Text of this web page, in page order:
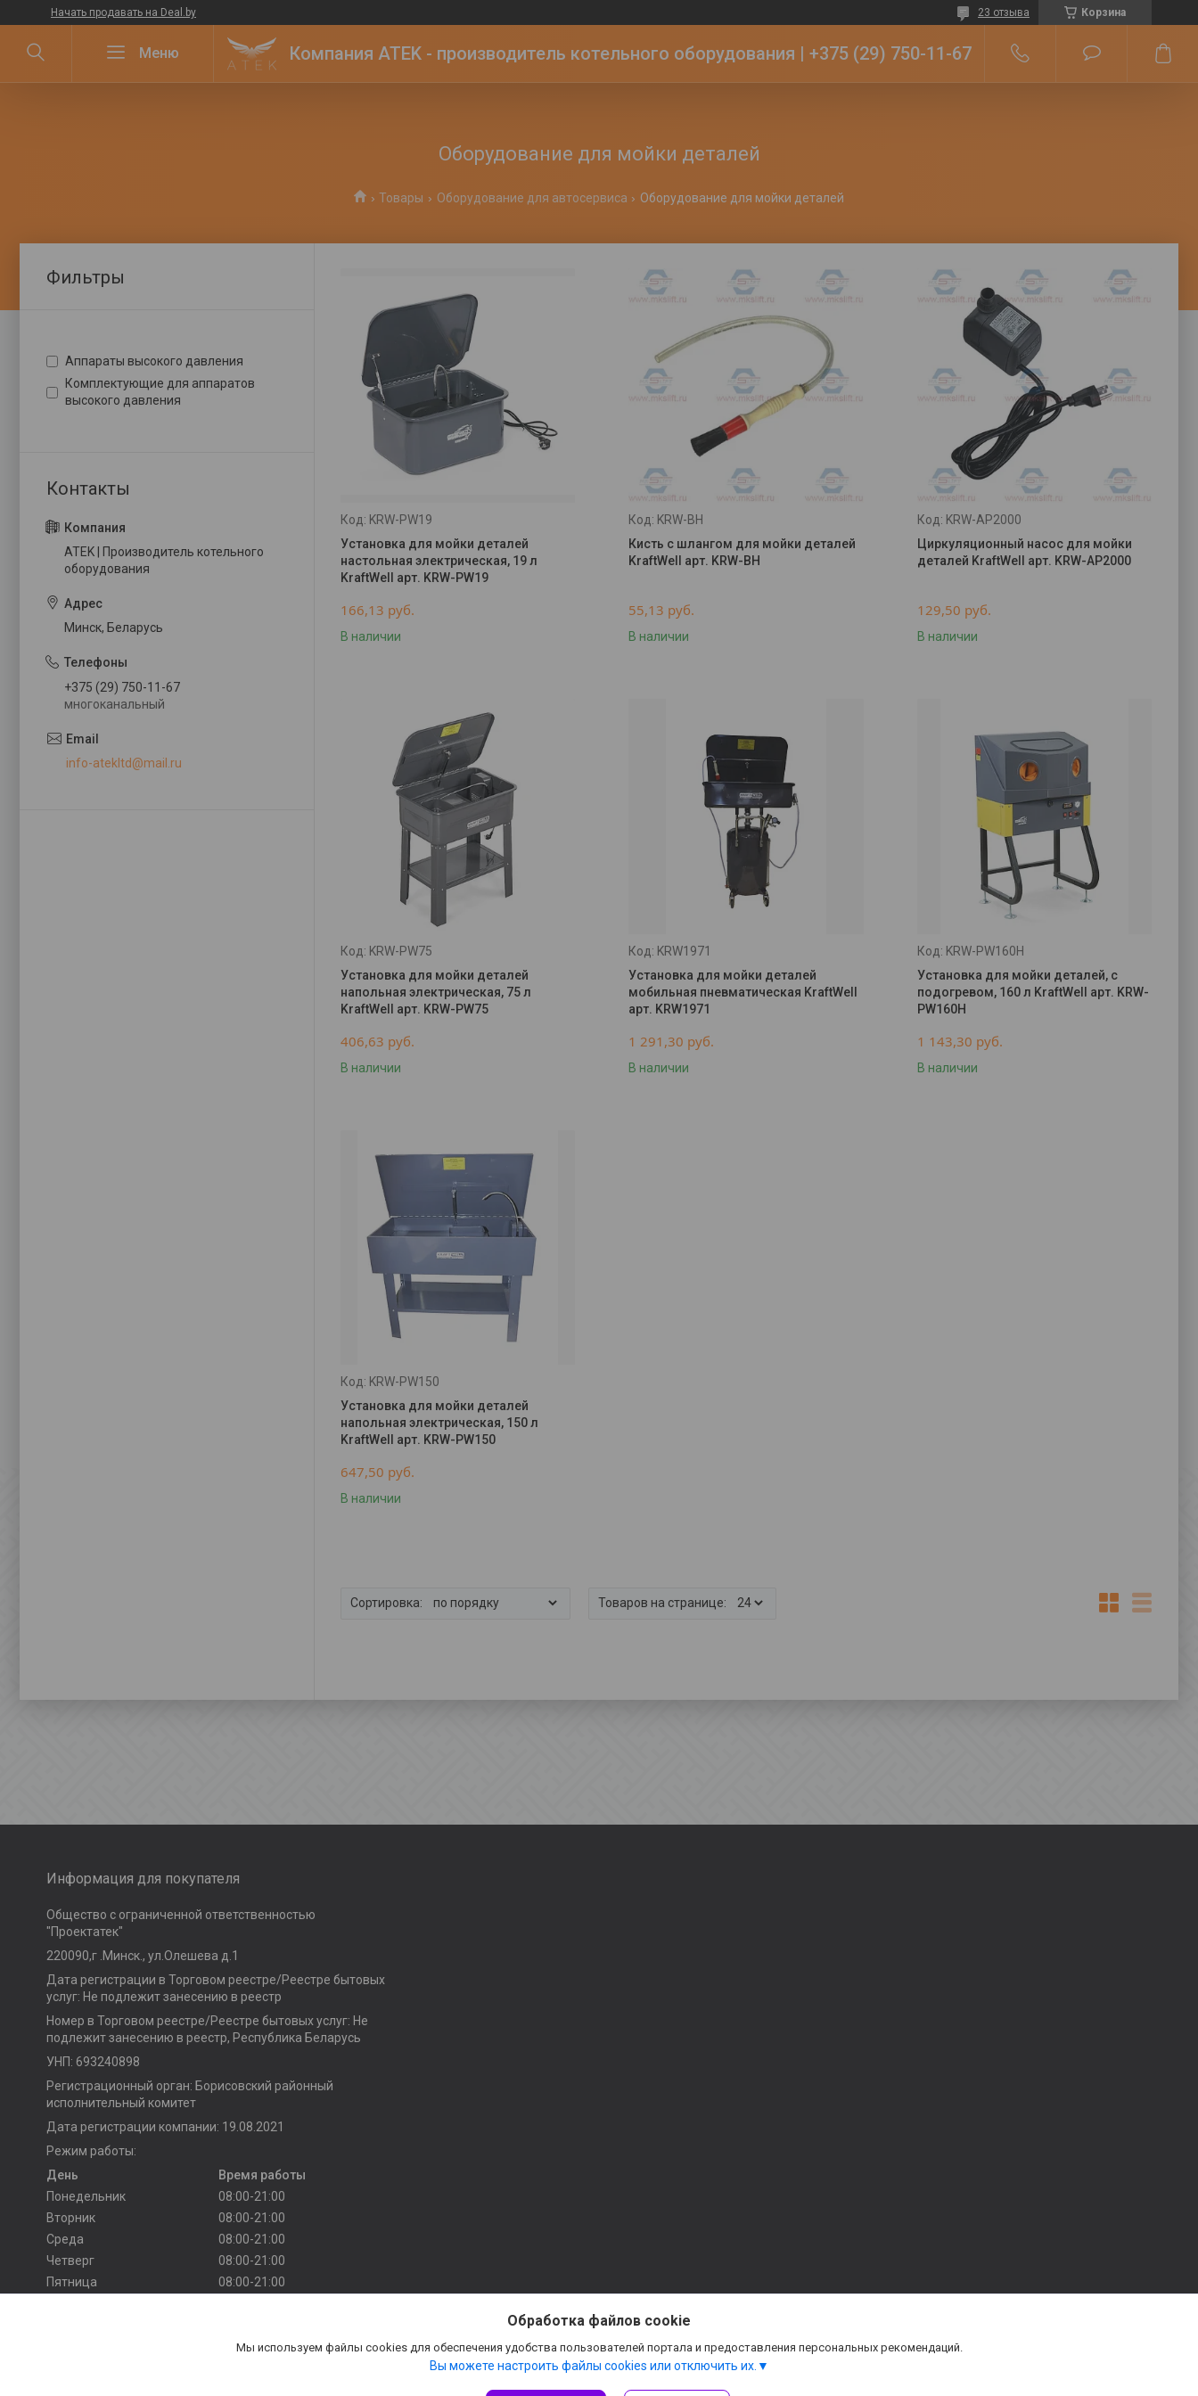
Начать продавать на Deal.by Корзина
23 отзыва
Компания ATEK - производитель котельного оборудования | +375 (29) 750-11-67
Оборудование для мойки деталей
Товары Оборудование для автосервиса Оборудование для мойки деталей
KRW-PW19
Установка для мойки деталей
настольная электрическая, 19 л
KraftWell арт. KRW-PW19
166,13 руб.
В наличии
KRW-BH
Кисть с шлангом для мойки деталей
KraftWell арт. KRW-BH
55,13 руб.
В наличии
KRW-AP2000
Циркуляционный насос для мойки
деталей KraftWell арт. KRW-AP2000
129,50 руб.
В наличии
KRW-PW75
Установка для мойки деталей
напольная электрическая, 75 л
KraftWell арт. KRW-PW75
406,63 руб.
В наличии
KRW1971
Установка для мойки деталей
мобильная пневматическая KraftWell
арт. KRW1971
1 291,30 руб.
В наличии
KRW-PW160H
Установка для мойки деталей, с
подогревом, 160 л KraftWell арт. KRW-
PW160H
1 143,30 руб.
В наличии
KRW-PW150
Установка для мойки деталей
напольная электрическая, 150 л
KraftWell арт. KRW-PW150
647,50 руб.
В наличии
Фильтры
Аппараты высокого давления
Комплектующие для аппаратов
высокого давления
ATEK | Производитель котельного
оборудования
Минск, Беларусь
+375 (29) 750-11-67
многоканальный
info-atekltd@mail.ru
Информация для покупателя
Общество с ограниченной ответственностью
"Проектатек"
220090,г .Минск., ул.Олешева д.1
Дата регистрации в Торговом реестре/Реестре бытовых
услуг: Не подлежит занесению в реестр
Номер в Торговом реестре/Реестре бытовых услуг: Не
подлежит занесению в реестр, Республика Беларусь
УНП: 693240898
Регистрационный орган: Борисовский районный
исполнительный комитет
Дата регистрации компании: 19.08.2021
Режим работы:
День
Время работы
Понедельник
08:00-21:00
Вторник
08:00-21:00
Среда
08:00-21:00
Четверг
08:00-21:00
Пятница
08:00-21:00
Обработка файлов cookie
Мы используем файлы cookies для обеспечения удобства пользователей портала и предоставления персональных рекомендаций.
Вы можете настроить файлы cookies или отключить их.